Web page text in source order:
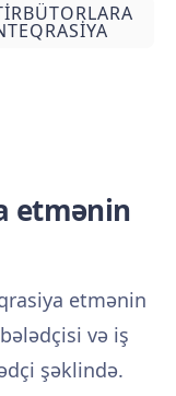
etmənin
etmənin
və iş
şəklində.